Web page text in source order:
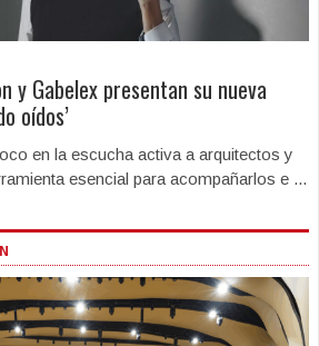
y Gabelex presentan su nueva
oídos’
en la escucha activa a arquitectos y
esencial para acompañarlos e ...